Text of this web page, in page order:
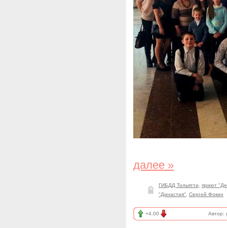
далее »
ГИБДД Тольятти
приют
"Династия"
Сергей Фокин
+4.00 Автор: